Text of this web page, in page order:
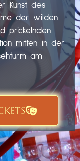
Kunst des
der wilden
prickelnden
mitten in der
am